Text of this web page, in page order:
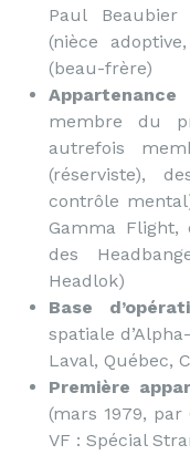
Paul Beaubier
(nièce
(beau-frère)
membre du
autrefois
(réserviste),
contrôle
Gamma Flight,
des
Headlok)
Base
spatiale
Laval, Québec,
Première
(mars 1979,
VF : Spécial